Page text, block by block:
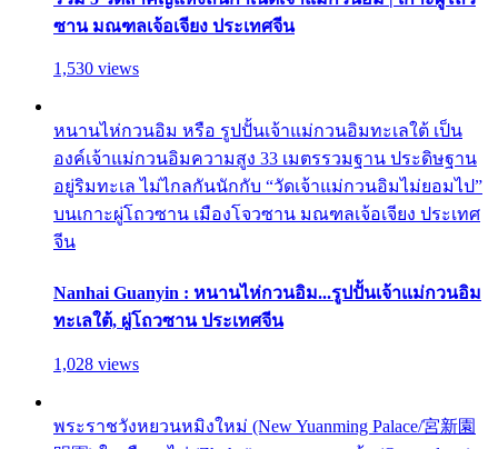
ซาน มณฑลเจ้อเจียง ประเทศจีน
1,530 views
หนานไห่กวนอิม หรือ รูปปั้นเจ้าแม่กวนอิมทะเลใต้ เป็น
องค์เจ้าแม่กวนอิมความสูง 33 เมตรรวมฐาน ประดิษฐาน
อยู่ริมทะเล ไม่ไกลกันนักกับ “วัดเจ้าแม่กวนอิมไม่ยอมไป”
บนเกาะผู่โถวซาน เมืองโจวซาน มณฑลเจ้อเจียง ประเทศ
จีน
Nanhai Guanyin : หนานไห่กวนอิม...รูปปั้นเจ้าแม่กวนอิม
ทะเลใต้, ผู่โถวซาน ประเทศจีน
1,028 views
พระราชวังหยวนหมิงใหม่ (New Yuanming Palace/宮新園